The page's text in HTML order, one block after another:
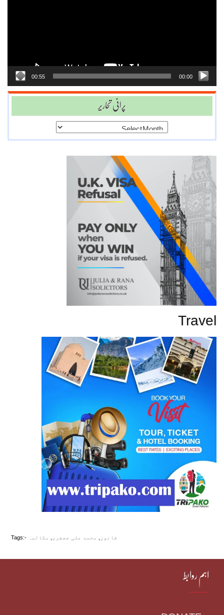
00:00
00:55
پرانی تحاریر
Travel
Tags:- قانون محمد علی جعفری مکالمہ
اہم روابط